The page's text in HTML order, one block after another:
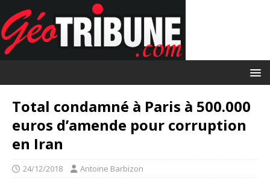
Total condamné à Paris à 500.000
euros d’amende pour corruption
en Iran
24/12/2018 Antoine Barbizon